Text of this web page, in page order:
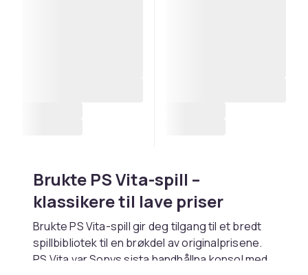
Brukte PS Vita-spill –
klassikere til lave priser
Brukte PS Vita-spill gir deg tilgang til et bredt
spillbibliotek til en brøkdel av originalprisene.
PS Vita var Sonys sista handhållna konsol med